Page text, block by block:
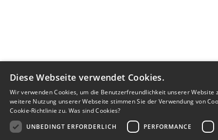
Diese Webseite verwendet Cookies.
Wir verwenden Cookies, um die Benutzerfreundlichkeit unserer Website
weitere Nutzung unserer Webseite stimmen Sie der Verwendung von
Cookie-Richtlinie zu. Was sind Cookies?
UNBEDINGT ERFORDERLICH
PERFORMANCE